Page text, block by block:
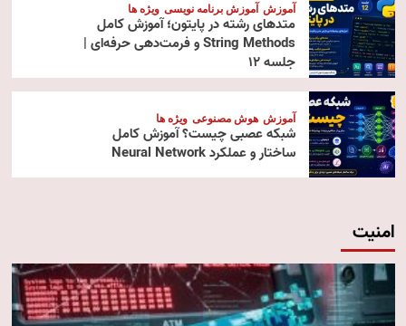
آموزش آموزش برنامه نویسی ویژه ها
متدهای رشته در پایتون؛ آموزش کامل
String Methods و فرمت‌دهی حرفه‌ای |
جلسه ۱۲
آموزش هوش مصنوعی ویژه ها
شبکه عصبی چیست؟ آموزش کامل
ساختار و عملکرد Neural Network
امنیت